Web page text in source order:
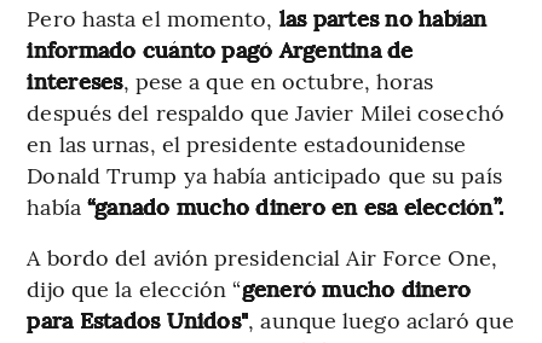
Pero hasta el momento, las partes no habían
informado cuánto pagó Argentina de
intereses, pese a que en octubre, horas
después del respaldo que Javier Milei cosechó
en las urnas, el presidente estadounidense
Donald Trump ya había anticipado que su país
había “ganado mucho dinero en esa elección”.
A bordo del avión presidencial Air Force One,
dijo que la elección “generó mucho dinero
para Estados Unidos", aunque luego aclaró que